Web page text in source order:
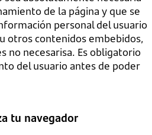
de la página y que se
personal del usuario
otros contenidos embebidos,
no necesarisa. Es obligatorio
del usuario antes de poder
tu navegador